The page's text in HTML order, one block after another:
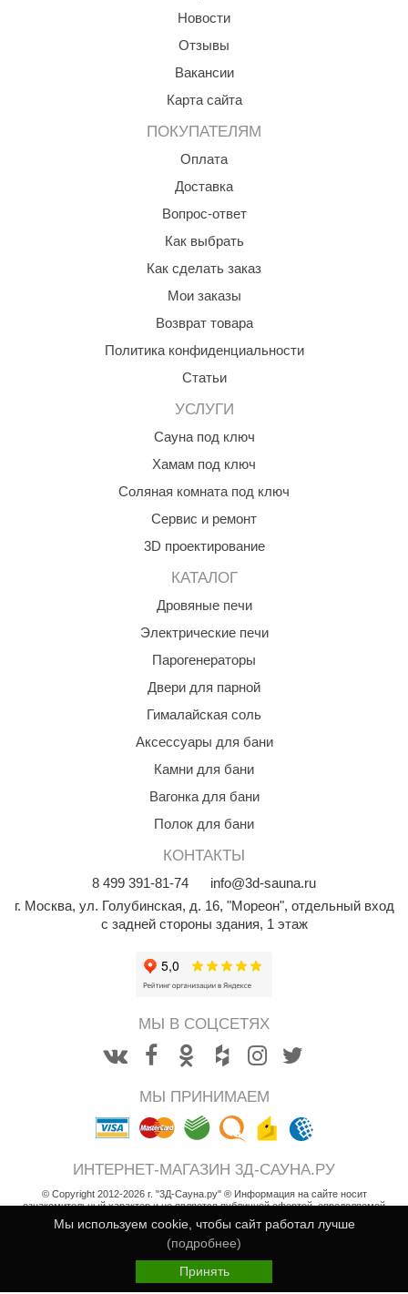
Новости
Отзывы
Вакансии
Карта сайта
ПОКУПАТЕЛЯМ
Оплата
Доставка
Вопрос-ответ
Как выбрать
Как сделать заказ
Мои заказы
Возврат товара
Политика конфиденциальности
Статьи
УСЛУГИ
Сауна под ключ
Хамам под ключ
Соляная комната под ключ
Сервис и ремонт
3D проектирование
КАТАЛОГ
Дровяные печи
Электрические печи
Парогенераторы
Двери для парной
Гималайская соль
Аксессуары для бани
Камни для бани
Вагонка для бани
Полок для бани
КОНТАКТЫ
8 499 391-81-74
info@3d-sauna.ru
г. Москва, ул. Голубинская, д. 16, "Мореон", отдельный вход
с задней стороны здания, 1 этаж
МЫ В СОЦСЕТЯХ
МЫ ПРИНИМАЕМ
ИНТЕРНЕТ-МАГАЗИН 3Д-САУНА.РУ
© Copyright 2012-2026 г. "3Д-Сауна.ру" ® Информация на сайте носит
ознакомительный характер и не является публичной офертой, определяемой
положениями статьи 437 Гражданского кодекса РФ
Возврат товара
Пользовательское соглашение
Политика конфиденциальности
Принять
Мы используем cookie, чтобы сайт работал лучше
(подробнее)